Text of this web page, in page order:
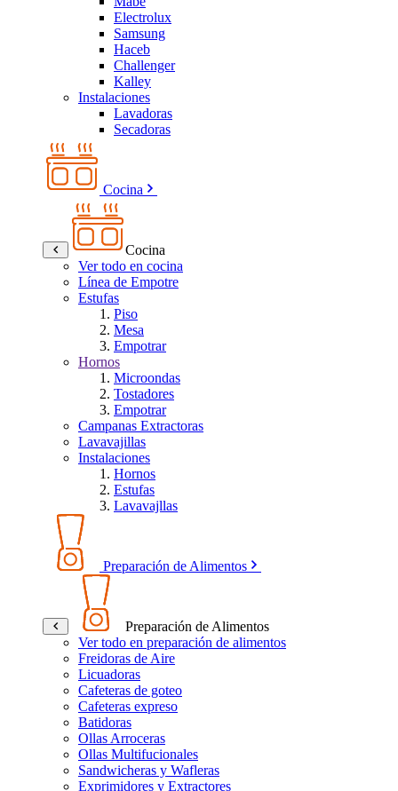
Electrolux
Samsung
Haceb
Challenger
Kalley
Instalaciones
Lavadoras
Secadoras
Cocina
Cocina
Ver todo en cocina
Línea de Empotre
Estufas
Piso
Mesa
Empotrar
Hornos
Microondas
Tostadores
Empotrar
Campanas Extractoras
Lavavajillas
Instalaciones
Hornos
Estufas
Lavavajllas
Preparación de Alimentos
Preparación de Alimentos
Ver todo en preparación de alimentos
Freidoras de Aire
Licuadoras
Cafeteras de goteo
Cafeteras expreso
Batidoras
Ollas Arroceras
Ollas Multifucionales
Sandwicheras y Wafleras
Exprimidores y Extractores